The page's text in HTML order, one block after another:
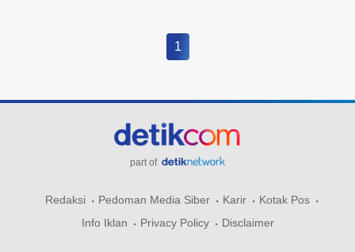
1
part of
Redaksi Pedoman Media Siber Karir
Kotak Pos
Info Iklan
Privacy Policy Disclaimer